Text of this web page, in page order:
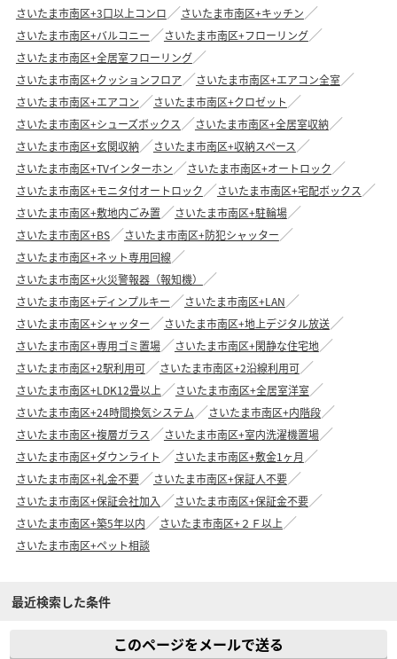
さいたま市南区+3口以上コンロ
さいたま市南区+キッチン
さいたま市南区+バルコニー
さいたま市南区+フローリング
さいたま市南区+全居室フローリング
さいたま市南区+クッションフロア
さいたま市南区+エアコン全室
さいたま市南区+エアコン
さいたま市南区+クロゼット
さいたま市南区+シューズボックス
さいたま市南区+全居室収納
さいたま市南区+玄関収納
さいたま市南区+収納スペース
さいたま市南区+TVインターホン
さいたま市南区+オートロック
さいたま市南区+モニタ付オートロック
さいたま市南区+宅配ボックス
さいたま市南区+敷地内ごみ置
さいたま市南区+駐輪場
さいたま市南区+BS
さいたま市南区+防犯シャッター
さいたま市南区+ネット専用回線
さいたま市南区+火災警報器（報知機）
さいたま市南区+ディンプルキー
さいたま市南区+LAN
さいたま市南区+シャッター
さいたま市南区+地上デジタル放送
さいたま市南区+専用ゴミ置場
さいたま市南区+閑静な住宅地
さいたま市南区+2駅利用可
さいたま市南区+2沿線利用可
さいたま市南区+LDK12畳以上
さいたま市南区+全居室洋室
さいたま市南区+24時間換気システム
さいたま市南区+内階段
さいたま市南区+複層ガラス
さいたま市南区+室内洗濯機置場
さいたま市南区+ダウンライト
さいたま市南区+敷金1ヶ月
さいたま市南区+礼金不要
さいたま市南区+保証人不要
さいたま市南区+保証会社加入
さいたま市南区+保証金不要
さいたま市南区+築5年以内
さいたま市南区+２Ｆ以上
さいたま市南区+ペット相談
最近検索した条件
このページをメールで送る